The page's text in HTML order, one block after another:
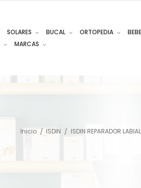
SOLARES BUCAL ORTOPEDIA
MARCAS
Inicio ISDIN ISDIN REPARADOR